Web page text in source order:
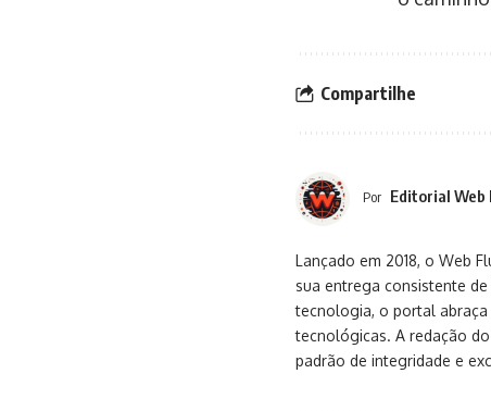
Compartilhe
Por Editorial Web
Lançado em 2018, o Web
sua entrega consistente
tecnologia, o portal
tecnológicas. A redação
padrão de integridade e